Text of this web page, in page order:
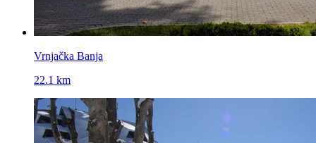
Vrnjačka Banja
22.1 km